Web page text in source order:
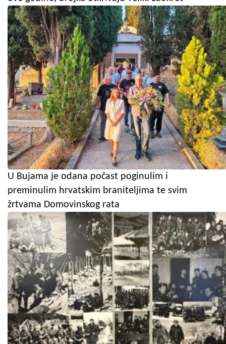
U Bujama je odana počast poginulim i
preminulim hrvatskim braniteljima te svim
žrtvama Domovinskog rata